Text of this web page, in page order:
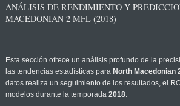
ANÁLISIS DE RENDIMIENTO Y
MACEDONIAN 2 MFL (2018)
Esta sección ofrece un análisis profundo de la
las tendencias estadísticas para North Macedonian
datos realiza un seguimiento de los resultados, el
modelos durante la temporada 2018.